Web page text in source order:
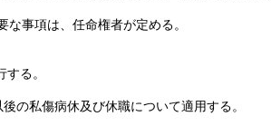
事項は、任命権者が定める。
る。
の私傷病休及び休職について適用する。